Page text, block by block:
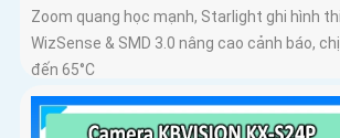
Zoom quang học mạnh, Starlight ghi hình
WizSense & SMD 3.0 nâng cao cảnh báo,
đến 65°C